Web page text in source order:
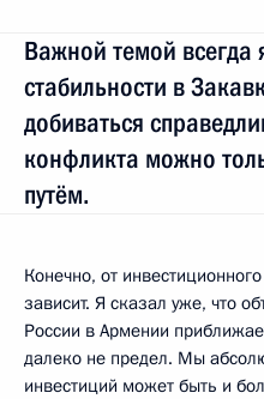
Важной темой всегда
стабильности в
добиваться
конфликта можно
путём.
Конечно, от
зависит. Я сказал уже, что
России в Армении
далеко не предел. Мы
инвестиций может быть и